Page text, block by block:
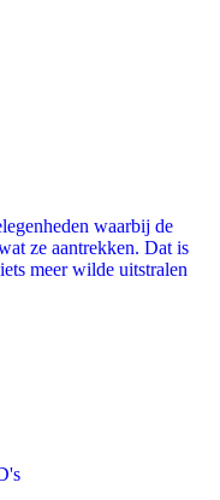
waarbij de
ze aantrekken. Dat is
meer wilde uitstralen